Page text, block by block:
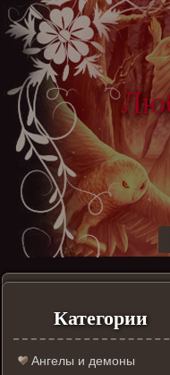
Категории
Ангелы и демоны